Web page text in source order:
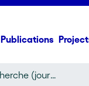
Publications
Article de recherche (journal article)